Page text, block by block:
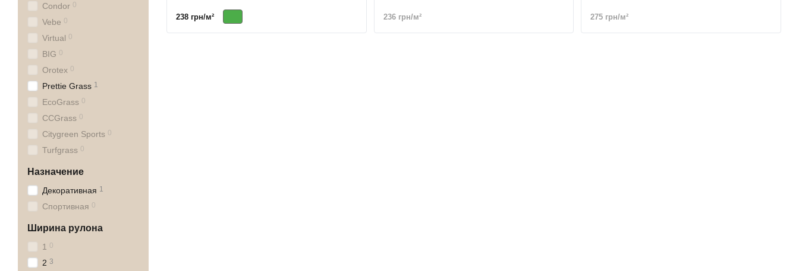
238 грн/м² 236 грн/м² 275 грн/м²
Condor 0
Vebe 0
Virtual 0
BIG 0
Orotex 0
Prettie Grass 1
EcoGrass 0
CCGrass 0
Citygreen Sports 0
Turfgrass 0
Назначение
Декоративная 1
Спортивная 0
Ширина рулона
1 0
2 3